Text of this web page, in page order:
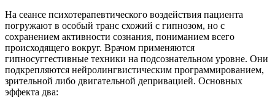
На сеансе психотерапевтического воздействия пациента
погружают в особый транс схожий с гипнозом, но с
сохранением активности сознания, пониманием всего
происходящего вокруг. Врачом применяются
гипносуггестивные техники на подсознательном уровне. Они
подкрепляются нейролингвистическим программированием,
зрительной либо двигательной депривацией. Основных
эффекта два: